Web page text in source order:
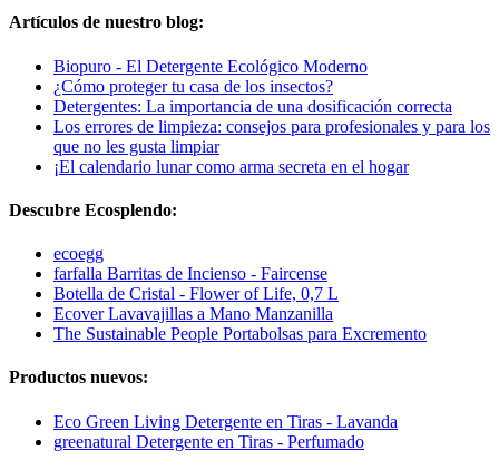
Artículos de nuestro blog:
Biopuro - El Detergente Ecológico Moderno
¿Cómo proteger tu casa de los insectos?
Detergentes: La importancia de una dosificación correcta
Los errores de limpieza: consejos para profesionales y para los
que no les gusta limpiar
¡El calendario lunar como arma secreta en el hogar
Descubre Ecosplendo:
ecoegg
farfalla Barritas de Incienso - Faircense
Botella de Cristal - Flower of Life, 0,7 L
Ecover Lavavajillas a Mano Manzanilla
The Sustainable People Portabolsas para Excremento
Productos nuevos:
Eco Green Living Detergente en Tiras - Lavanda
greenatural Detergente en Tiras - Perfumado